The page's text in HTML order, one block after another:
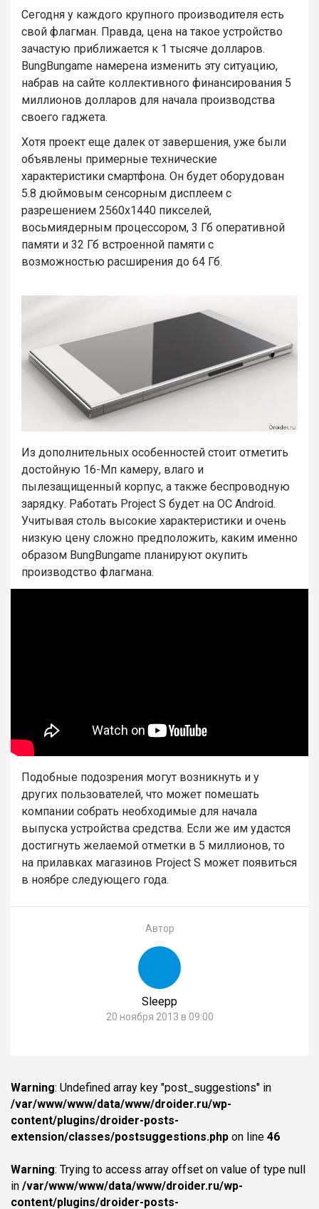
Сегодня у каждого крупного производителя есть
свой флагман. Правда, цена на такое устройство
зачастую приближается к 1 тысяче долларов.
BungBungame намерена изменить эту ситуацию,
набрав на сайте коллективного финансирования 5
миллионов долларов для начала производства
своего гаджета.
Хотя проект еще далек от завершения, уже были
объявлены примерные технические
характеристики смартфона. Он будет оборудован
5.8 дюймовым сенсорным дисплеем с
разрешением 2560х1440 пикселей,
восьмиядерным процессором, 3 Гб оперативной
памяти и 32 Гб встроенной памяти с
возможностью расширения до 64 Гб.
Из дополнительных особенностей стоит отметить
достойную 16-Мп камеру, влаго и
пылезащищенный корпус, а также беспроводную
зарядку. Работать Project S будет на ОС Android.
Учитывая столь высокие характеристики и очень
низкую цену сложно предположить, каким именно
образом BungBungame планируют окупить
производство флагмана.
Подобные подозрения могут возникнуть и у
других пользователей, что может помешать
компании собрать необходимые для начала
выпуска устройства средства. Если же им удастся
достигнуть желаемой отметки в 5 миллионов, то
на прилавках магазинов Project S может появиться
в ноябре следующего года.
Автор
Sleepp
20 ноября 2013 в 09:00
Warning: Undefined array key "post_suggestions" in
/var/www/www/data/www/droider.ru/wp-
content/plugins/droider-posts-
extension/classes/postsuggestions.php on line 46
Warning: Trying to access array offset on value of type null
in /var/www/www/data/www/droider.ru/wp-
content/plugins/droider-posts-